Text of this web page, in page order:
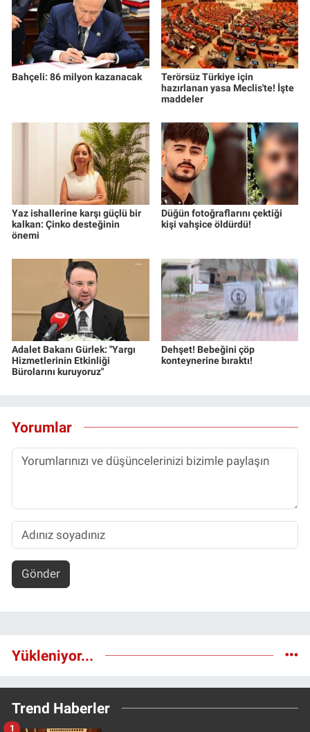
Bahçeli: 86 milyon kazanacak
Terörsüz Türkiye için
hazırlanan yasa Meclis'te! İşte
maddeler
Yaz ishallerine karşı güçlü bir
kalkan: Çinko desteğinin
önemi
Düğün fotoğraflarını çektiği
kişi vahşice öldürdü!
Adalet Bakanı Gürlek: "Yargı
Hizmetlerinin Etkinliği
Bürolarını kuruyoruz"
Dehşet! Bebeğini çöp
konteynerine bıraktı!
Yorumlar
Gönder
Yükleniyor...
Trend Haberler
1